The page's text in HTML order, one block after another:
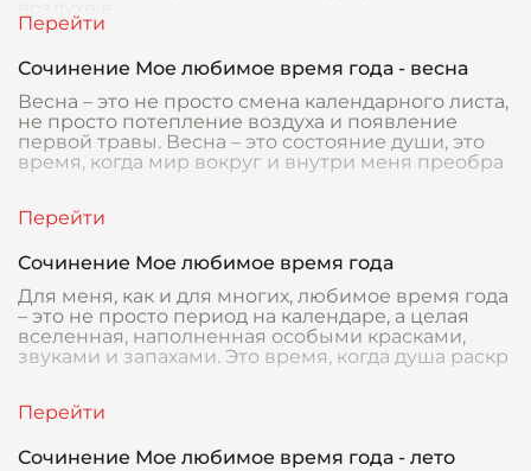
Сочинение Мое любимое время года - весна
Весна – это не просто смена календарного листа,
не просто потепление воздуха и появление
первой травы. Весна – это состояние души, это
время, когда мир вокруг и внутри меня преобра
Сочинение Мое любимое время года
Для меня, как и для многих, любимое время года
– это не просто период на календаре, а целая
вселенная, наполненная особыми красками,
звуками и запахами. Это время, когда душа раскр
Сочинение Мое любимое время года - лето